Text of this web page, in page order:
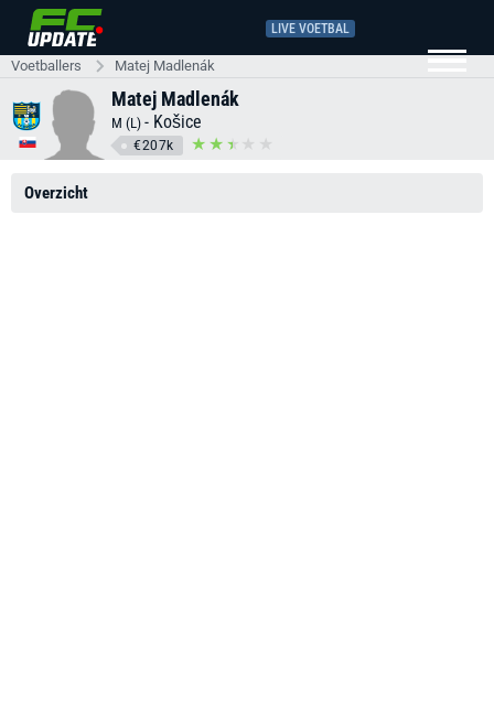
LIVE VOETBAL
Voetballers Matej Madlenák
Matej Madlenák
M (L) - Košice
€207k
Overzicht